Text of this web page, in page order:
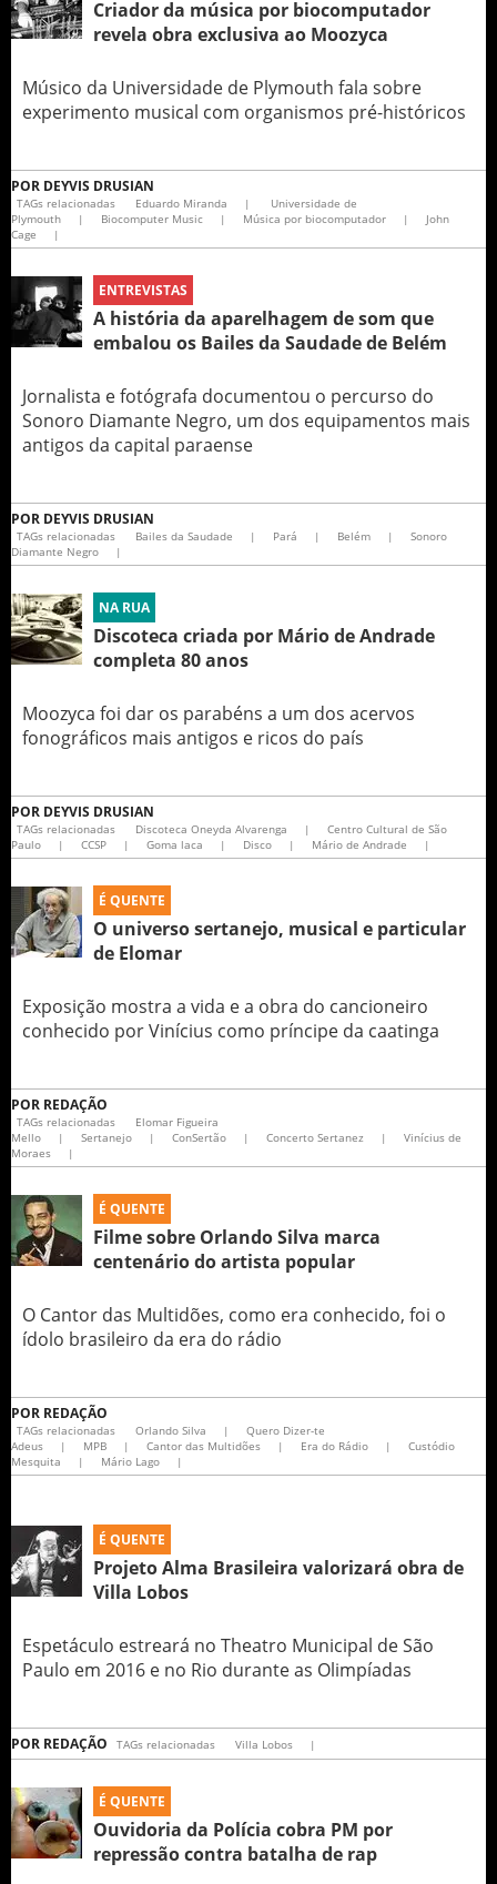
Criador da música por biocomputador
revela obra exclusiva ao Moozyca
Músico da Universidade de Plymouth fala sobre
experimento musical com organismos pré-históricos
POR DEYVIS DRUSIAN
TAGs relacionadas Eduardo Miranda |
Universidade de
Plymouth
| Biocomputer Music | Música por biocomputador |
John
Cage
|
ENTREVISTAS
A história da aparelhagem de som que
embalou os Bailes da Saudade de Belém
Jornalista e fotógrafa documentou o percurso do
Sonoro Diamante Negro, um dos equipamentos mais
antigos da capital paraense
POR DEYVIS DRUSIAN
TAGs relacionadas Bailes da Saudade | Pará | Belém |
Sonoro
Diamante Negro
|
NA RUA
Discoteca criada por Mário de Andrade
completa 80 anos
Moozyca foi dar os parabéns a um dos acervos
fonográficos mais antigos e ricos do país
POR DEYVIS DRUSIAN
TAGs relacionadas Discoteca Oneyda Alvarenga |
Centro Cultural de São
Paulo
| CCSP | Goma laca | Disco | Mário de Andrade |
É QUENTE
O universo sertanejo, musical e particular
de Elomar
Exposição mostra a vida e a obra do cancioneiro
conhecido por Vinícius como príncipe da caatinga
POR REDAÇÃO
TAGs relacionadas
Elomar Figueira
Mello
| Sertanejo | ConSertão | Concerto Sertanez |
Vinícius de
Moraes
|
É QUENTE
Filme sobre Orlando Silva marca
centenário do artista popular
O Cantor das Multidões, como era conhecido, foi o
ídolo brasileiro da era do rádio
POR REDAÇÃO
TAGs relacionadas Orlando Silva |
Quero Dizer-te
Adeus
| MPB | Cantor das Multidões | Era do Rádio |
Custódio
Mesquita
| Mário Lago |
É QUENTE
Projeto Alma Brasileira valorizará obra de
Villa Lobos
Espetáculo estreará no Theatro Municipal de São
Paulo em 2016 e no Rio durante as Olimpíadas
POR REDAÇÃO TAGs relacionadas Villa Lobos |
É QUENTE
Ouvidoria da Polícia cobra PM por
repressão contra batalha de rap